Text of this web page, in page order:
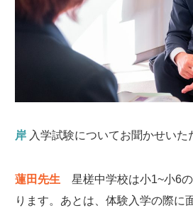
岸 入学試験についてお聞かせいた
蓮田先生 星槎中学校は小1~小6
ります。あとは、体験入学の際に